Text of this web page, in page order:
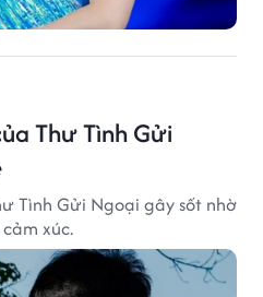
Thư Tình Gửi
Tình Gửi Ngoại gây sốt nhờ
xúc.